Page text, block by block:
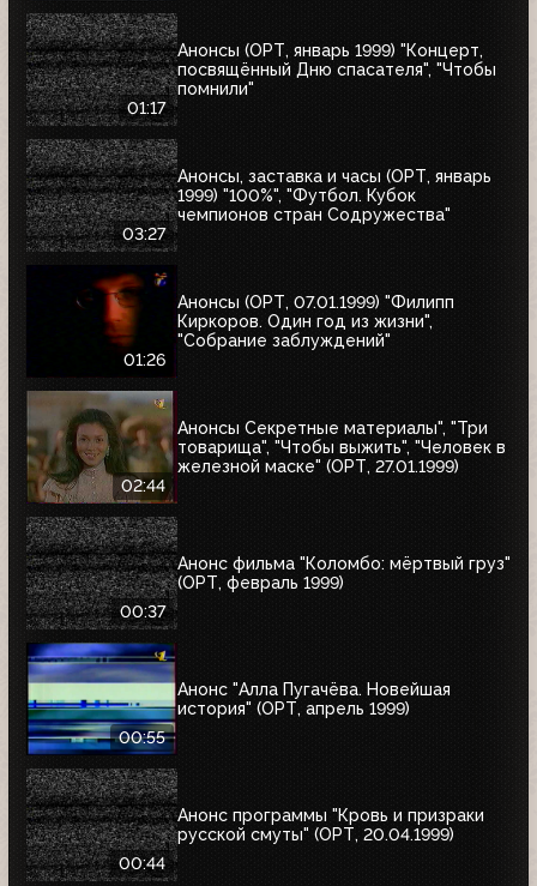
01:17
Анонсы (ОРТ, январь 1999) "Концерт,
посвящённый Дню спасателя", "Чтобы
помнили"
03:27
Анонсы, заставка и часы (ОРТ, январь
1999) "100%", "Футбол. Кубок
чемпионов стран Содружества"
01:26
Анонсы (ОРТ, 07.01.1999) "Филипп
Киркоров. Один год из жизни",
"Собрание заблуждений"
02:44
Анонсы Секретные материалы", "Три
товарища", "Чтобы выжить", "Человек в
железной маске" (ОРТ, 27.01.1999)
00:37
Анонс фильма "Коломбо: мёртвый груз"
(ОРТ, февраль 1999)
00:55
Анонс "Алла Пугачёва. Новейшая
история" (ОРТ, апрель 1999)
00:44
Анонс программы "Кровь и призраки
русской смуты" (ОРТ, 20.04.1999)